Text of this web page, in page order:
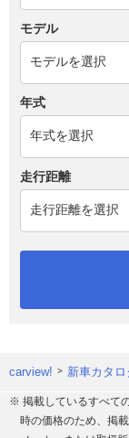
モデル
年式
走行距離
carview! 新車カタロ
※ 掲載しているすべて
時の価格のため、掲